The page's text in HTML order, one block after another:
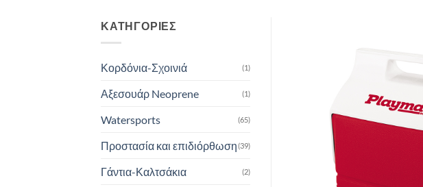
ΚΑΤΗΓΟΡΙΕΣ
Κορδόνια-Σχοινιά (1)
Αξεσουάρ Neoprene (1)
Watersports (65)
Προστασία και επιδιόρθωση(39)
Γάντια-Καλτσάκια (2)